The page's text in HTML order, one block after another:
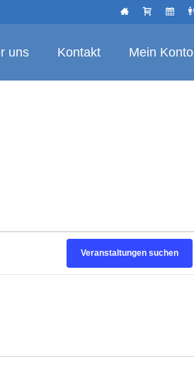
uns Kontakt Mein Konto
Veranstaltungen suchen